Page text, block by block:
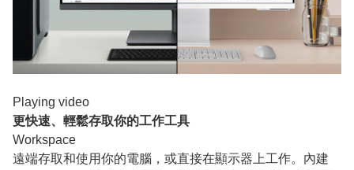
Playing video
更快速、輕鬆存取你的工作工具
Workspace
遠端存取和使用你的電腦，或直接在顯示器上工作。內建